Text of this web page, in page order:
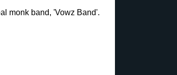
monk band, 'Vowz Band'.